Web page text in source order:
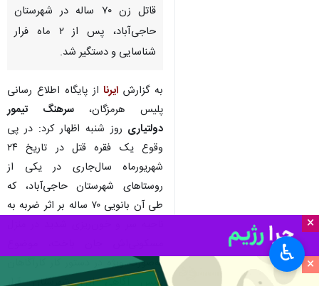
×
×
قاتل زن ۷۰ ساله در شهرستان
حاجی‌آباد، پس از ۲ ماه فرار
شناسایی و دستگیر شد.
به گزارش ایرنااز پایگاه اطلاع رسانی
پلیس هرمزگان،سرهنگ تیمور
دولتیاری روز شنبه اظهار کرد: در پی
وقوع یک فقره قتل در تاریخ ۲۴
شهریورماه سال‌جاری در یکی از
روستاهای شهرستان حاجی‌آباد، که
طی آن بانویی ۷۰ ساله بر اثر ضربه به
به‌صورت ویژه در دستور کار کارآگاهان
پلیس آگاهی این شهرستان قرار
♿︎